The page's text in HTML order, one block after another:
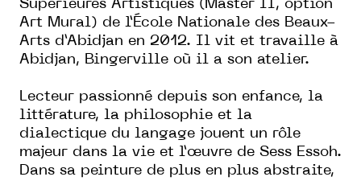
Supérieures Artistiques (Master II, option
Art Mural) de l’École Nationale des Beaux-
Arts d’Abidjan en 2012. Il vit et travaille à
Abidjan, Bingerville où il a son atelier.
Lecteur passionné depuis son enfance, la
littérature, la philosophie et la
dialectique du langage jouent un rôle
majeur dans la vie et l’œuvre de Sess Essoh.
Dans sa peinture de plus en plus abstraite,